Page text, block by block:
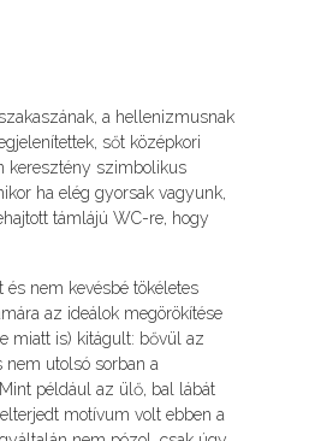
a hellenizmusnak
sőt középkori
keresztény szimbolikus
ha elég gyorsak vagyunk,
támlájú WC-re, hogy
nem kevésbé tökéletes
az ideálok megörökítése
miatt is) kitágult: bővül az
nem utolsó sorban a
például az ülő, bal lábát
motívum volt ebben a